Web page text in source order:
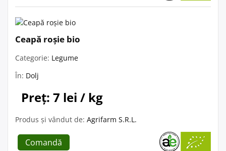
Ceapă roșie bio
Categorie: Legume
În: Dolj
Preț: 7 lei / kg
Produs și vândut de: Agrifarm S.R.L.
Comandă